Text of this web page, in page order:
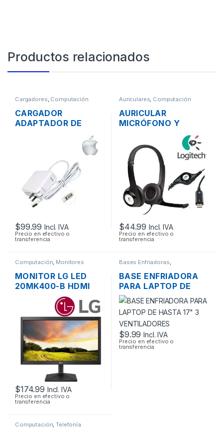
Productos relacionados
Cargadores, Computación
CARGADOR
ADAPTADOR DE
ENERGÍA MAC APPLE
MAGSAFE 15.4V 3.1A
45W ORIGINAL
$99.99 Incl. IVA
Precio en efectivo o
transferencia
Auriculares, Computación
AURICULAR
MICRÓFONO Y
VOLUMEN LOGITECH
H390 USB
$44.99 Incl. IVA
Precio en efectivo o
transferencia
Computación Monitores
MONITOR LG LED
20MK400-B HDMI
VGA FLAT PANEL
WIDE SCREEN DE
20”
$174.99 Incl. IVA
Precio en efectivo o
transferencia
Bases Enfriadoras
Computación
BASE ENFRIADORA
PARA LAPTOP DE
HASTA 17″ 3
VENTILADORES
$9.99 Incl. IVA
Precio en efectivo o
transferencia
Computación,Telefonía